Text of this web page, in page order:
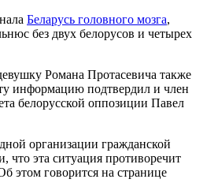
Беларусь головного мозга,
без двух белорусов и четырех
Романа Протасевича также
информацию подтвердил и член
белорусской оппозиции Павел
организации гражданской
что эта ситуация противоречит
этом говорится на странице